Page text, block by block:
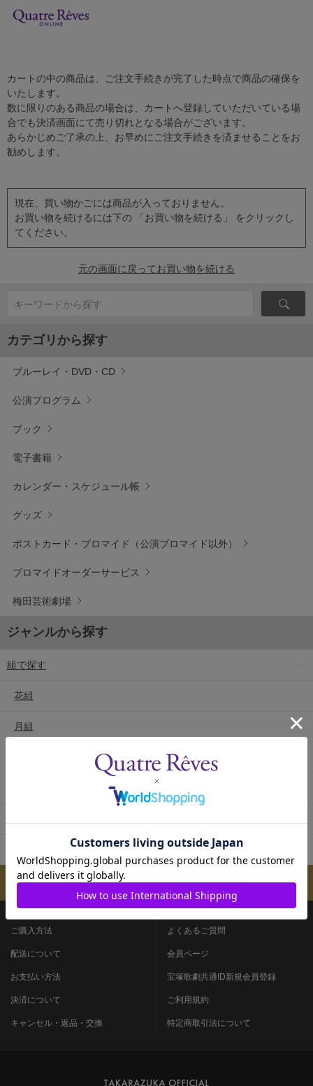
カートの中の商品は、ご注文手続きが完了した時点で商品の確保を
いたします。
数に限りのある商品の場合は、カートへ登録していただいている場
合でも決済画面にて売り切れとなる場合がございます。
あらかじめご了承の上、お早めにご注文手続きを済ませることをお
勧めします。
現在、買い物かごには商品が入っておりません。
お買い物を続けるには下の 「お買い物を続ける」 をクリックし
てください。
元の画面に戻ってお買い物を続ける
キーワードから探す
カテゴリから探す
ブルーレイ・DVD・CD
公演プログラム
ブック
電子書籍
カレンダー・スケジュール帳
グッズ
ポストカード・ブロマイド（公演ブロマイド以外）
ブロマイドオーダーサービス
梅田芸術劇場
ジャンルから探す
組で探す
花組
月組
メールマガジンのご案内
ご購入方法
配送について
お支払い方法
決済について
キャンセル・返品・交換
よくあるご質問
会員ページ
宝塚歌劇共通ID新規会員登録
ご利用規約
特定商取引法について